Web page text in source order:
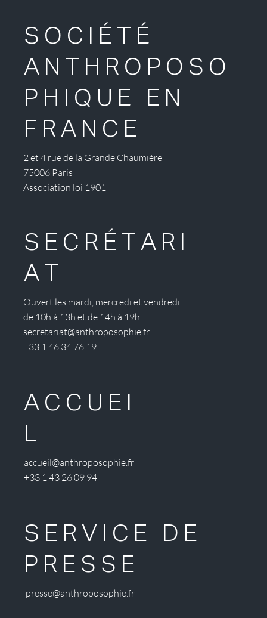
SOCIÉTÉ
ANTHROPOSO
PHIQUE EN
FRANCE
2 et 4 rue de la Grande Chaumière
75006 Paris
Association loi 1901
SECRÉTARI
AT
Ouvert les mardi, mercredi et vendredi
de 10h à 13h et de 14h à 19h
secretariat@anthroposophie.fr
+33 1 46 34 76 19
ACCUEI
L
accueil@anthroposophie.fr
+33 1 43 26 09 94
SERVICE DE
PRESSE
presse@anthroposophie.fr